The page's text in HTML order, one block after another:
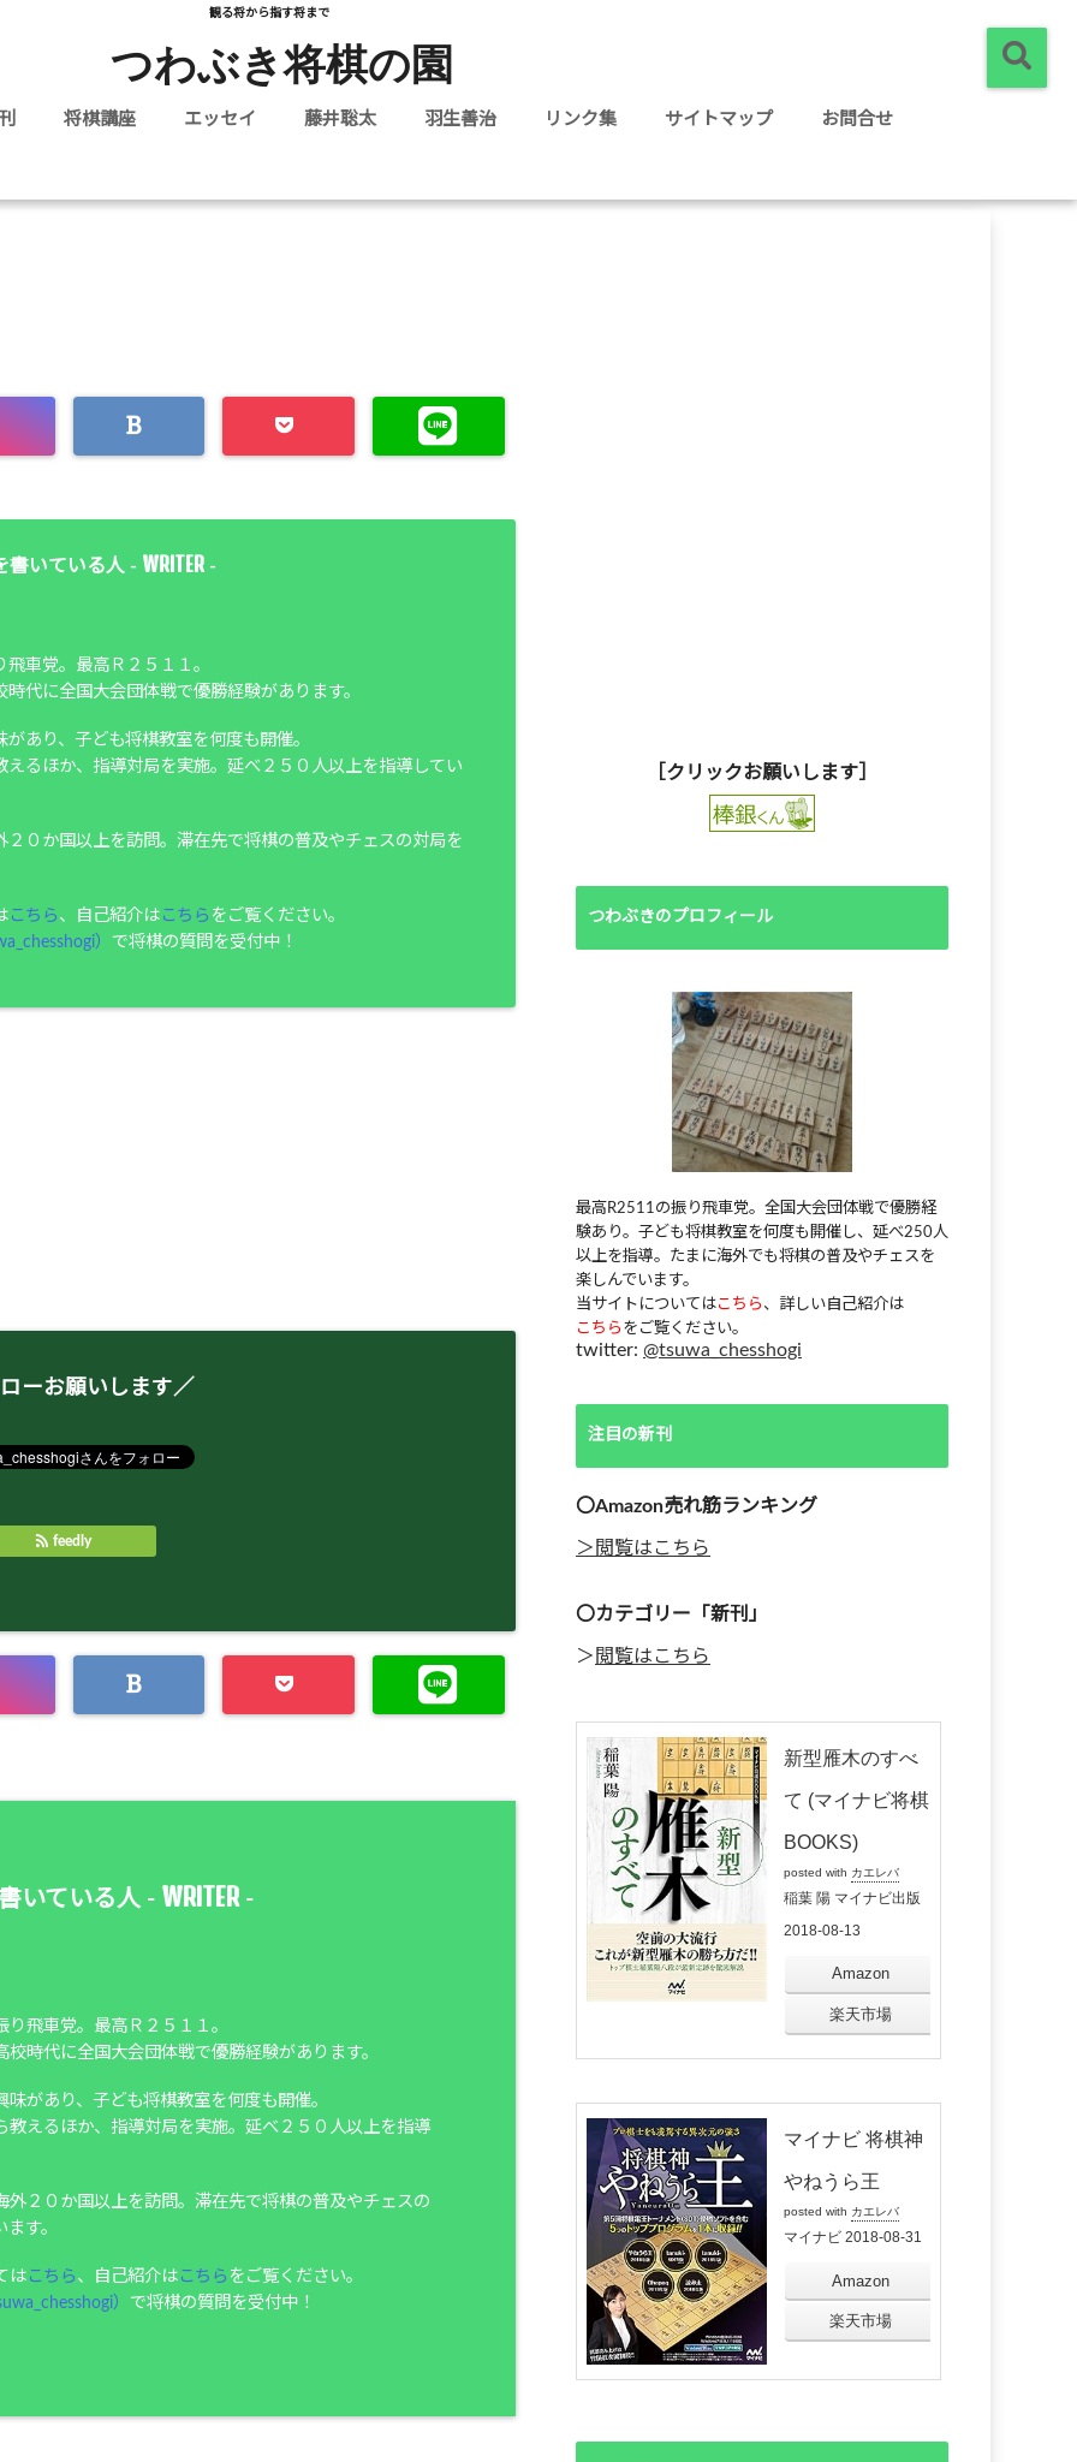
観る将から指す将まで
つわぶき将棋の園
将棋講座 エッセイ 藤井聡太 羽生善治 リンク集 サイトマップ お問合せ
書いている人 - WRITER -
車党。最高Ｒ２５１１。
代に全国大会団体戦で優勝経験があります。
あり、子ども将棋教室を何度も開催。
えるほか、指導対局を実施。延べ２５０人以上を指導してい
２０か国以上を訪問。滞在先で将棋の普及やチェスの対局を
こちら 、自己紹介は こちら をご覧ください。
） で将棋の質問を受付中！
ーお願いします／
feedly
いている人 - WRITER-
り飛車党。最高Ｒ２５１１。
校時代に全国大会団体戦で優勝経験があります。
味があり、子ども将棋教室を何度も開催。
教えるほか、指導対局を実施。延べ２５０人以上を指導
外２０か国以上を訪問。滞在先で将棋の普及やチェスの
す。
は こちら 、自己紹介は こちら をご覧ください。
） で将棋の質問を受付中！
［クリックお願いします］
つわぶきのプロフィール
最高R2511の振り飛車党。全国大会団体戦で優勝経
験あり。子ども将棋教室を何度も開催し、延べ250人
以上を指導。たまに海外でも将棋の普及やチェスを
楽しんでいます。
当サイトについてはこちら 、詳しい自己紹介は
こちら をご覧ください。
twitter: @tsuwa_chesshogi
注目の新刊
〇Amazon売れ筋ランキング
＞閲覧はこちら
〇カテゴリー「新刊」
＞ 閲覧はこちら
新型雁木のすべ
て (マイナビ将棋
BOOKS)
posted with カエレバ
稲葉 陽 マイナビ出版
2018-08-13
Amazon
楽天市場
マイナビ 将棋神
やねうら王
posted with カエレバ
マイナビ 2018-08-31
Amazon
楽天市場